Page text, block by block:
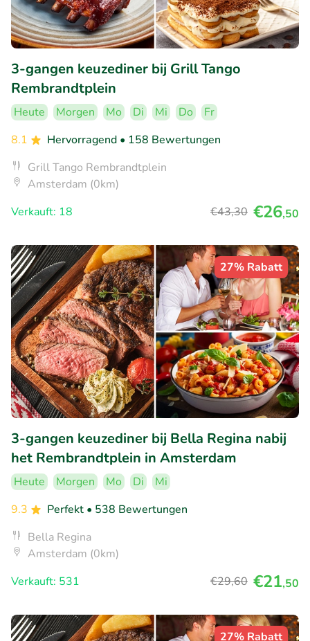
3-gangen keuzediner bij Grill Tango
Rembrandtplein
Heute Morgen Mo Di Mi Do
Fr
8.1
Hervorragend • 158 Bewertungen
Grill Tango Rembrandtplein
Amsterdam (0km)
Verkauft: 18
€43,30 €26,50
27% Rabatt
3-gangen keuzediner bij Bella Regina nabij
het Rembrandtplein in Amsterdam
Heute Morgen Mo Di
Mi
9.3
Perfekt • 538 Bewertungen
Bella Regina
Amsterdam (0km)
Verkauft: 531
€29,60 €21,50
27% Rabatt